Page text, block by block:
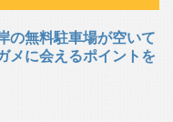
の無料駐車場が空いて
メに会えるポイントを